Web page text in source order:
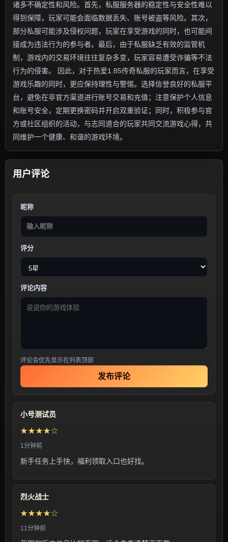
诸多不确定性和风险。首先，私服服务器的稳定性与安全性难以
得到保障，玩家可能会面临数据丢失、账号被盗等风险。其次，
部分私服可能涉及侵权问题，玩家在享受游戏的同时，也可能间
接成为违法行为的参与者。最后，由于私服缺乏有效的监管机
制，游戏内的交易环境往往复杂多变，玩家容易遭受诈骗等不法
行为的侵害。 因此，对于热爱1.85传奇私服的玩家而言，在享受
游戏乐趣的同时，更应保持理性与警惕。选择信誉良好的私服平
台，避免在非官方渠道进行账号交易和充值；注意保护个人信息
和账号安全，定期更换密码并开启双重验证；同时，积极参与官
方或社区组织的活动，与志同道合的玩家共同交流游戏心得，共
同维护一个健康、和谐的游戏环境。
用户评论
昵称
评分
评论内容
评论会优先显示在列表顶部
发布评论
小号测试员
★★★★☆
1分钟前
新手任务上手快，福利领取入口也好找。
烈火战士
★★★★☆
11分钟前